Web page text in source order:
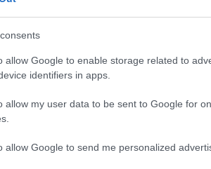
allow Google to enable storage related to
identifiers in apps.
allow my user data to be sent to Google for
allow Google to send me personalized